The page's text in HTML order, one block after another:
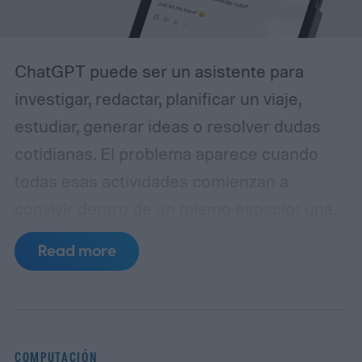
ChatGPT puede ser un asistente para
investigar, redactar, planificar un viaje,
estudiar, generar ideas o resolver dudas
cotidianas. El problema aparece cuando
conversación puede pasar de una
estrategia de contenidos a una receta, de
usuario advierta que también está
Read more
COMPUTACIÓN